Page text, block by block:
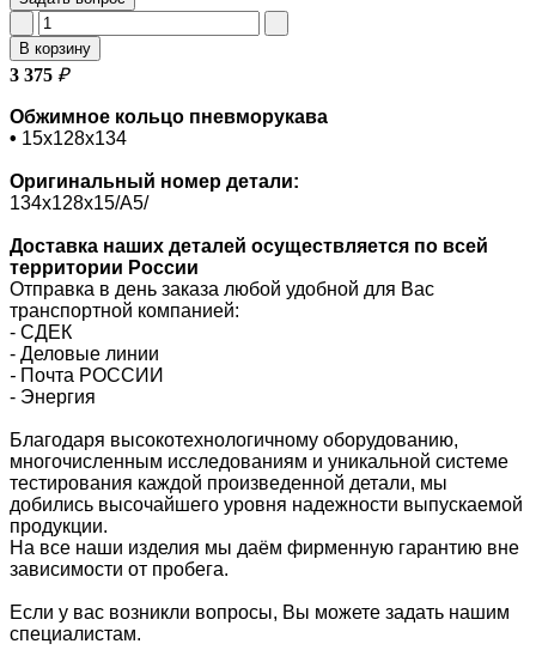
В корзину
3 375 ₽
Обжимное кольцо пневморукава
• 15х128х134
Оригинальный номер детали:
134х128х15/A5/
Доставка наших деталей осуществляется по всей
территории России
Отправка в день заказа любой удобной для Вас
транспортной компанией:
- СДЕК
- Деловые линии
- Почта РОССИИ
- Энергия
Благодаря высокотехнологичному оборудованию,
многочисленным исследованиям и уникальной системе
тестирования каждой произведенной детали, мы
добились высочайшего уровня надежности выпускаемой
продукции.
На все наши изделия мы даём фирменную гарантию вне
зависимости от пробега.
Если у вас возникли вопросы, Вы можете задать нашим
специалистам.